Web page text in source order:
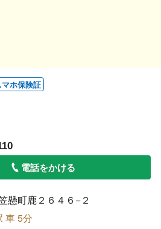
マホ保険証
電話をかける
懸町鹿２６４６−２
車 5分